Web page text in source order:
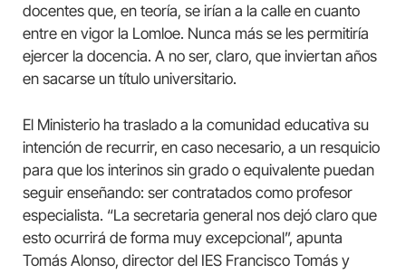
docentes que, en teoría, se irían a la calle en cuanto
entre en vigor la Lomloe. Nunca más se les permitiría
ejercer la docencia. A no ser, claro, que inviertan años
en sacarse un título universitario.
El Ministerio ha traslado a la comunidad educativa su
intención de recurrir, en caso necesario, a un resquicio
para que los interinos sin grado o equivalente puedan
seguir enseñando: ser contratados como profesor
especialista. “La secretaria general nos dejó claro que
esto ocurrirá de forma muy excepcional”, apunta
Tomás Alonso, director del IES Francisco Tomás y